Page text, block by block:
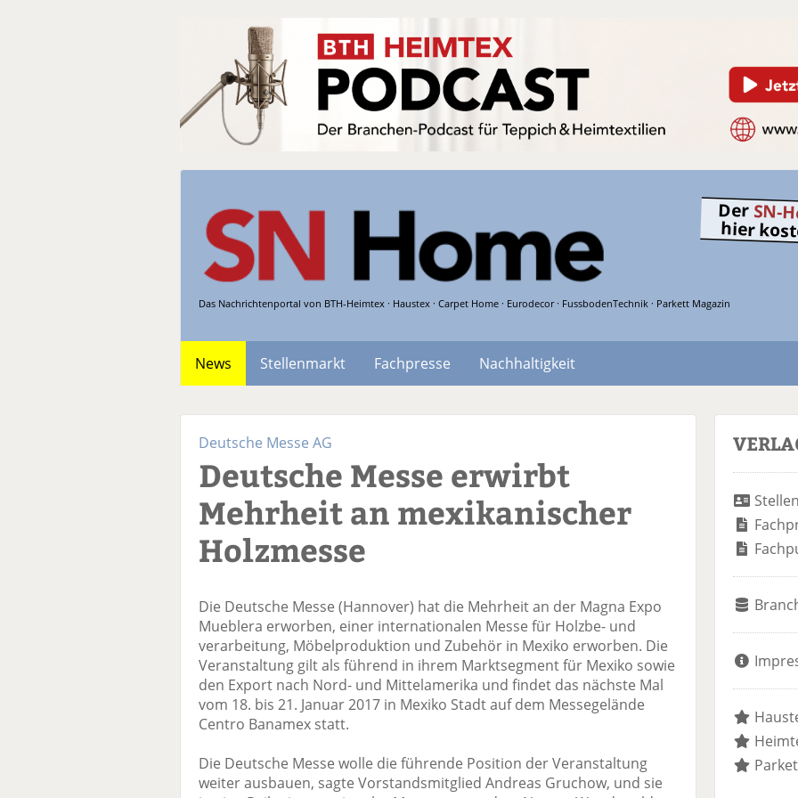
Das Nachrichtenportal von BTH-Heimtex · Haustex · Carpet Home · Eurodecor · FussbodenTechnik · Parkett Magazin
Der SN-
hier
News Stellenmarkt Fachpresse
Nachhaltigkeit
Deutsche Messe AG
Deutsche Messe erwirbt
Mehrheit an mexikanischer
Holzmesse
Die Deutsche Messe (Hannover) hat die Mehrheit an der Magna Expo
Mueblera erworben, einer internationalen Messe für Holzbe- und
verarbeitung, Möbelproduktion und Zubehör in Mexiko erworben. Die
Veranstaltung gilt als führend in ihrem Marktsegment für Mexiko sowie
den Export nach Nord- und Mittelamerika und findet das nächste Mal
vom 18. bis 21. Januar 2017 in Mexiko Stadt auf dem Messegelände
Centro Banamex statt.
Die Deutsche Messe wolle die führende Position der Veranstaltung
weiter ausbauen, sagte Vorstandsmitglied Andreas Gruchow, und sie